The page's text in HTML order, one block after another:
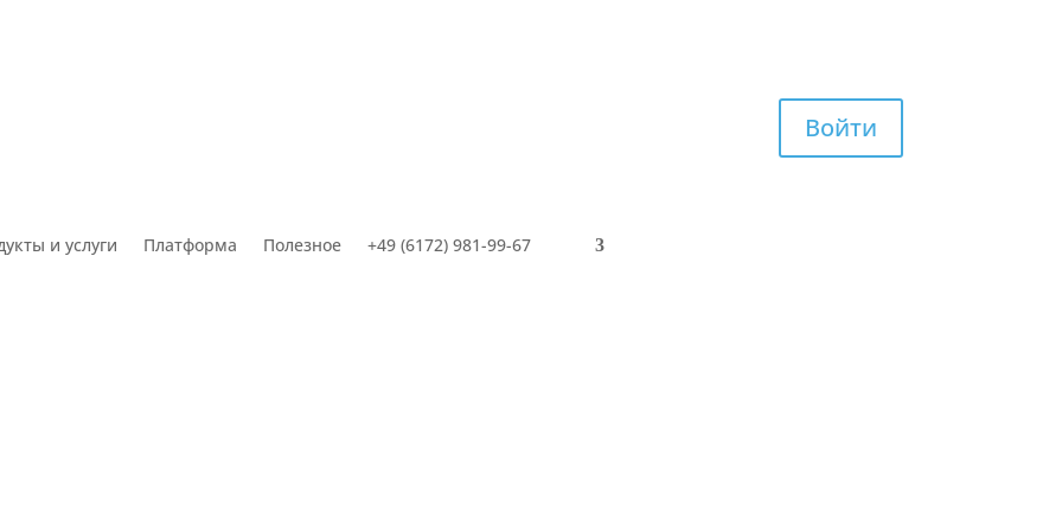
Войти
и услуги Платформа Полезное +49 (6172) 981-99-67